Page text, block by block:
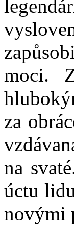
moci.
za
na
úctu
novými